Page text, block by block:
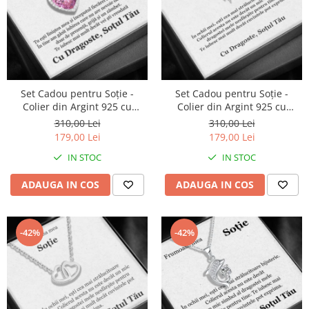
Set Cadou pentru Soție -
Colier din Argint 925 cu
Pandantiv Perla Roz, placat cu
rodiu, în Cutie Elegantă cu
Mesaj Emoționant
310,00 Lei
179,00 Lei
IN STOC
ADAUGA IN COS
Set Cadou pentru Soție -
Colier din Argint 925 cu
Pandantiv Inima Eternă,
placat cu rodiu, în Cutie
Elegantă cu Mesaj
Personalizat
310,00 Lei
179,00 Lei
IN STOC
ADAUGA IN COS
-42% -42%